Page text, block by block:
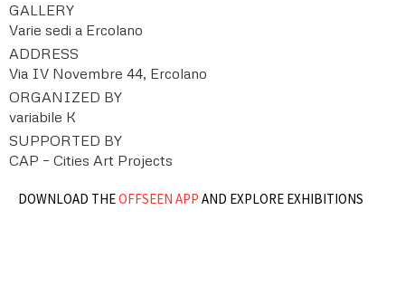
GALLERY
Varie sedi a Ercolano
ADDRESS
Via IV Novembre 44, Ercolano
ORGANIZED BY
variabile K
SUPPORTED BY
CAP – Cities Art Projects
DOWNLOAD THEOFFSEEN APP AND EXPLORE EXHIBITIONS